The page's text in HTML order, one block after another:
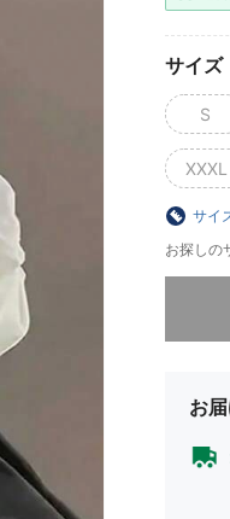
サイズ
S
XXXL
サイ
お探しの
申し訳あ
お